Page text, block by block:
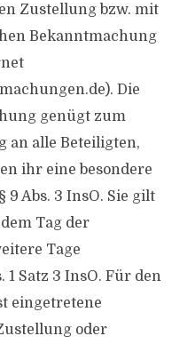
Zustellung bzw. mit
Bekanntmachung
Die
genügt zum
an alle Beteiligten,
ihr eine besondere
Abs. 3 InsO. Sie gilt
Tag der
Tage
1 Satz 3 InsO. Für den
eingetretene
oder